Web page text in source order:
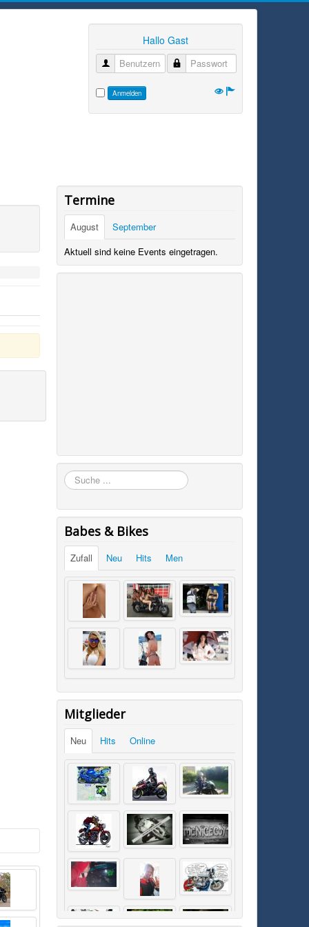
Hallo Gast
Benutzername
Passwort
Anmelden
Termine
August
September
Aktuell sind keine Events eingetragen.
Suchen
Babes & Bikes
Zufall Neu Hits Men
Mitglieder
Neu Hits Online